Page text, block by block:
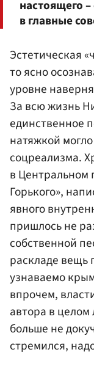
настоящего
в главные
Эстетическая
то ясно
уровне
За всю жизнь
единственное
натяжкой
соцреализма.
в Центральном
Горького»,
явного
пришлось не
собственной
раскладе вещь
узнаваемо
впрочем,
автора в
больше не
стремился,